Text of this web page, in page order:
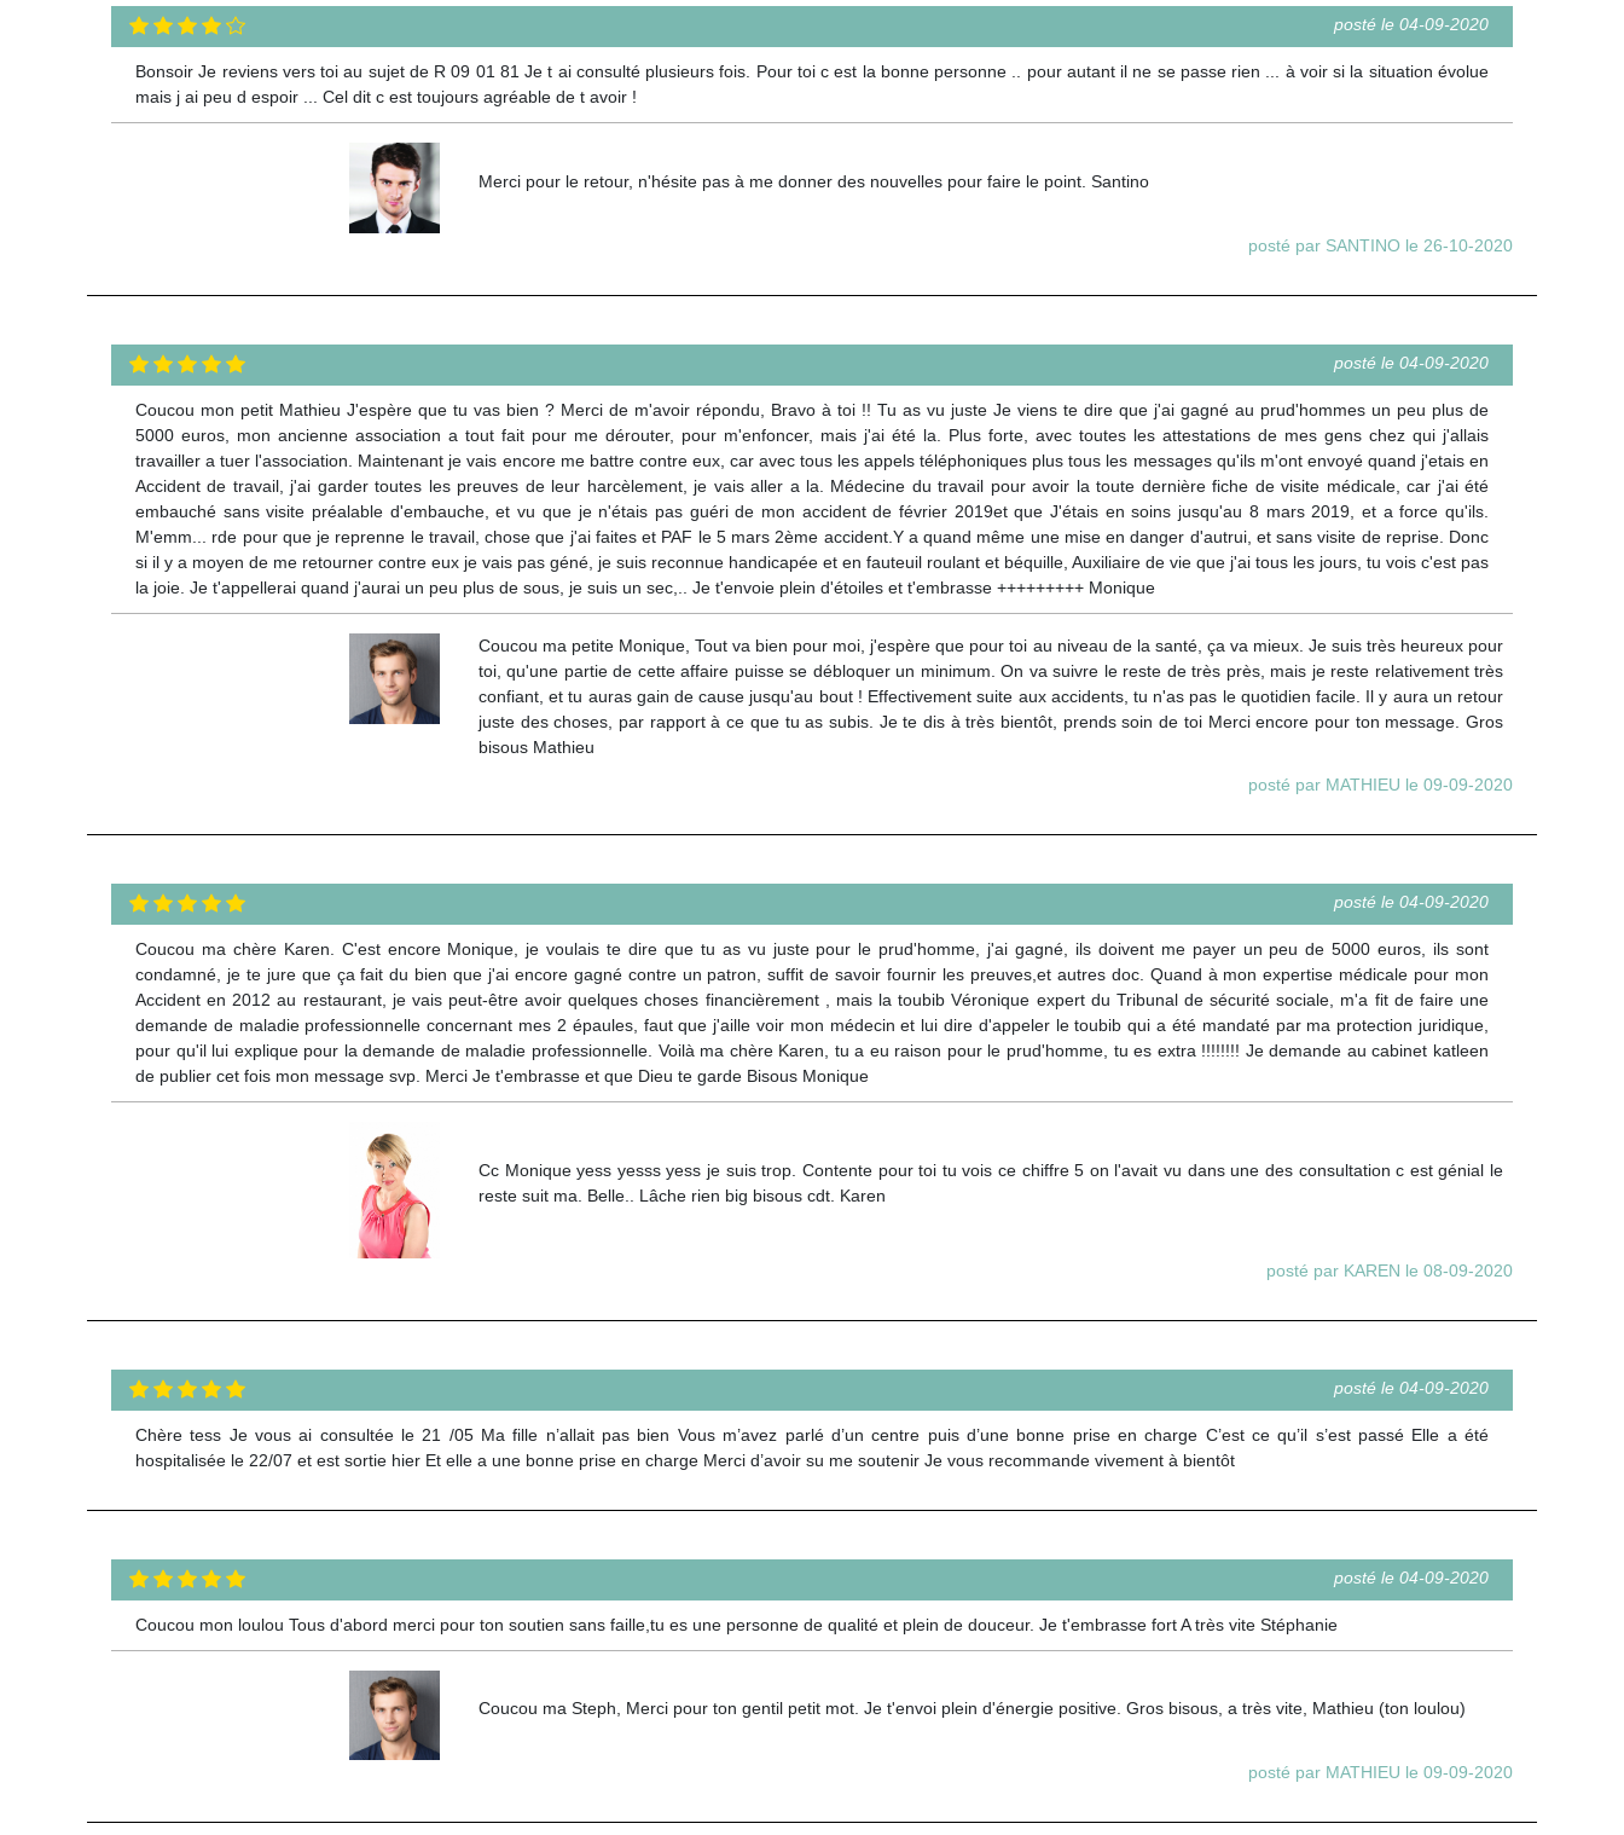
posté le 04-09-2020
Bonsoir Je reviens vers toi au sujet de R 09 01 81 Je t ai consulté plusieurs fois. Pour toi c est la bonne personne .. pour autant il ne se passe rien ... à voir si la situation évolue
mais j ai peu d espoir ... Cel dit c est toujours agréable de t avoir !
Merci pour le retour, n'hésite pas à me donner des nouvelles pour faire le point. Santino
posté par SANTINO le 26-10-2020
posté le 04-09-2020
Coucou mon petit Mathieu J'espère que tu vas bien ? Merci de m'avoir répondu, Bravo à toi !! Tu as vu juste Je viens te dire que j'ai gagné au prud'hommes un peu plus de
5000 euros, mon ancienne association a tout fait pour me dérouter, pour m'enfoncer, mais j'ai été la. Plus forte, avec toutes les attestations de mes gens chez qui j'allais
travailler a tuer l'association. Maintenant je vais encore me battre contre eux, car avec tous les appels téléphoniques plus tous les messages qu'ils m'ont envoyé quand j'etais en
Accident de travail, j'ai garder toutes les preuves de leur harcèlement, je vais aller a la. Médecine du travail pour avoir la toute dernière fiche de visite médicale, car j'ai été
embauché sans visite préalable d'embauche, et vu que je n'étais pas guéri de mon accident de février 2019et que J'étais en soins jusqu'au 8 mars 2019, et a force qu'ils.
M'emm... rde pour que je reprenne le travail, chose que j'ai faites et PAF le 5 mars 2ème accident.Y a quand même une mise en danger d'autrui, et sans visite de reprise. Donc
si il y a moyen de me retourner contre eux je vais pas géné, je suis reconnue handicapée et en fauteuil roulant et béquille, Auxiliaire de vie que j'ai tous les jours, tu vois c'est pas
la joie. Je t'appellerai quand j'aurai un peu plus de sous, je suis un sec,.. Je t'envoie plein d'étoiles et t'embrasse +++++++++ Monique
Coucou ma petite Monique, Tout va bien pour moi, j'espère que pour toi au niveau de la santé, ça va mieux. Je suis très heureux pour
toi, qu'une partie de cette affaire puisse se débloquer un minimum. On va suivre le reste de très près, mais je reste relativement très
confiant, et tu auras gain de cause jusqu'au bout ! Effectivement suite aux accidents, tu n'as pas le quotidien facile. Il y aura un retour
juste des choses, par rapport à ce que tu as subis. Je te dis à très bientôt, prends soin de toi Merci encore pour ton message. Gros
bisous Mathieu
posté par MATHIEU le 09-09-2020
posté le 04-09-2020
Coucou ma chère Karen. C'est encore Monique, je voulais te dire que tu as vu juste pour le prud'homme, j'ai gagné, ils doivent me payer un peu de 5000 euros, ils sont
condamné, je te jure que ça fait du bien que j'ai encore gagné contre un patron, suffit de savoir fournir les preuves,et autres doc. Quand à mon expertise médicale pour mon
Accident en 2012 au restaurant, je vais peut-être avoir quelques choses financièrement , mais la toubib Véronique expert du Tribunal de sécurité sociale, m'a fit de faire une
demande de maladie professionnelle concernant mes 2 épaules, faut que j'aille voir mon médecin et lui dire d'appeler le toubib qui a été mandaté par ma protection juridique,
pour qu'il lui explique pour la demande de maladie professionnelle. Voilà ma chère Karen, tu a eu raison pour le prud'homme, tu es extra !!!!!!!! Je demande au cabinet katleen
de publier cet fois mon message svp. Merci Je t'embrasse et que Dieu te garde Bisous Monique
Cc Monique yess yesss yess je suis trop. Contente pour toi tu vois ce chiffre 5 on l'avait vu dans une des consultation c est génial le
reste suit ma. Belle.. Lâche rien big bisous cdt. Karen
posté par KAREN le 08-09-2020
posté le 04-09-2020
Chère tess Je vous ai consultée le 21 /05 Ma fille n’allait pas bien Vous m’avez parlé d’un centre puis d’une bonne prise en charge C’est ce qu’il s’est passé Elle a été
hospitalisée le 22/07 et est sortie hier Et elle a une bonne prise en charge Merci d’avoir su me soutenir Je vous recommande vivement à bientôt
posté le 04-09-2020
Coucou mon loulou Tous d'abord merci pour ton soutien sans faille,tu es une personne de qualité et plein de douceur. Je t'embrasse fort A très vite Stéphanie
Coucou ma Steph, Merci pour ton gentil petit mot. Je t'envoi plein d'énergie positive. Gros bisous, a très vite, Mathieu (ton loulou)
posté par MATHIEU le 09-09-2020